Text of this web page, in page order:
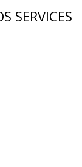
SERVICES